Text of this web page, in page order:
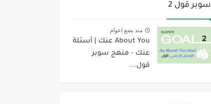
سوبر قول 2
منذ بضع اعوام
About You عنك | أسئلة
عنك - منهج سوبر
قول...